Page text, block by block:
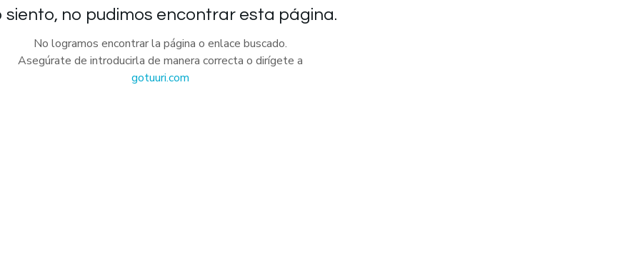
siento, no pudimos encontrar esta página.
No logramos encontrar la página o enlace buscado.
Asegúrate de introducirla de manera correcta o dirígete a
gotuuri.com